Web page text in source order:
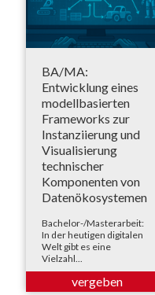
BA/MA:
Entwicklung eines
modellbasierten
Frameworks zur
Instanziierung und
Visualisierung
technischer
Komponenten von
Datenökosystemen
Bachelor-/Masterarbeit:
In der heutigen digitalen
Welt gibt es eine
Vielzahl...